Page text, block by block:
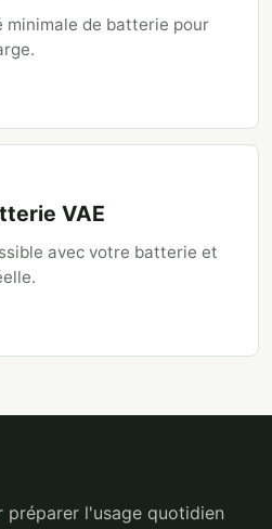
minimale de batterie pour
VAE
avec votre batterie et
préparer l'usage quotidien